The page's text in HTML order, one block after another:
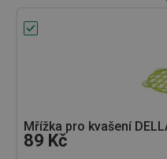
Mřížka pro kvašení
89 Kč